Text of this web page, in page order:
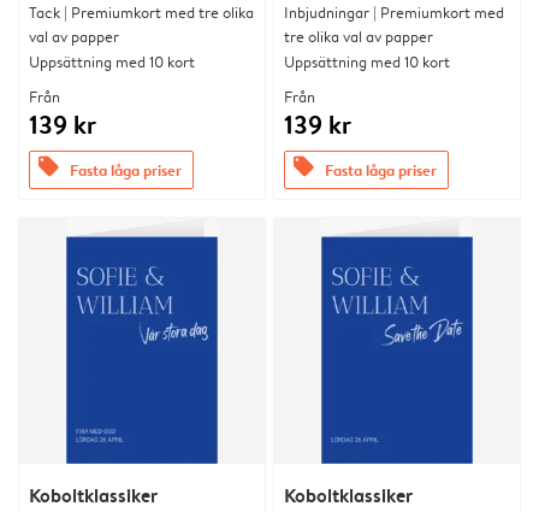
Tack | Premiumkort med tre olika
val av papper
Uppsättning med 10 kort
Från
139 kr
offers Fasta låga priser
Inbjudningar | Premiumkort med
tre olika val av papper
Uppsättning med 10 kort
Från
139 kr
offers Fasta låga priser
Koboltklassiker Koboltklassiker